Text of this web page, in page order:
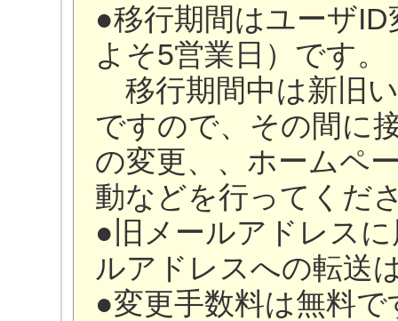
●移行期間はユーザ
よそ5営業日）です。
移行期間中は新旧
ですので、その間に
の変更、、ホームペ
動などを行ってくだ
●旧メールアドレス
ルアドレスへの転送
●変更手数料は無料で